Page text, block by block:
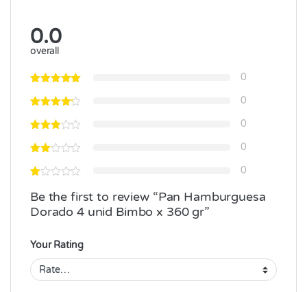
0.0
overall
0
0
0
0
0
Be the first to review “Pan Hamburguesa
Dorado 4 unid Bimbo x 360 gr”
Your Rating